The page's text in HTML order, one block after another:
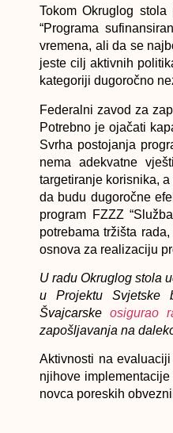
Tokom Okruglog
“Programa
vremena, ali da se
jeste cilj aktivnih
kategoriji dugoročno
Federalni zavod za
Potrebno je ojačati
Svrha postojanja
nema adekvatne
targetiranje korisnika,
da budu dugoročne
program FZZZ
potrebama tržišta
osnova za realizaciju
U radu Okruglog stola
u Projektu Svjetske
Švajcarske osigurao
zapošljavanja na
Aktivnosti na
njihove
novca poreskih